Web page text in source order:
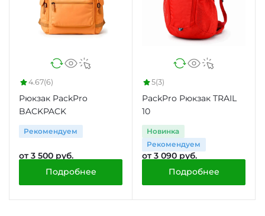
4.67(6)
Рюкзак PackPro
BACKPACK
Рекомендуем
от 3 500 руб.
Подробнее
5(3)
PackPro Рюкзак TRAIL
10
Новинка
Рекомендуем
от 3 090 руб.
Подробнее